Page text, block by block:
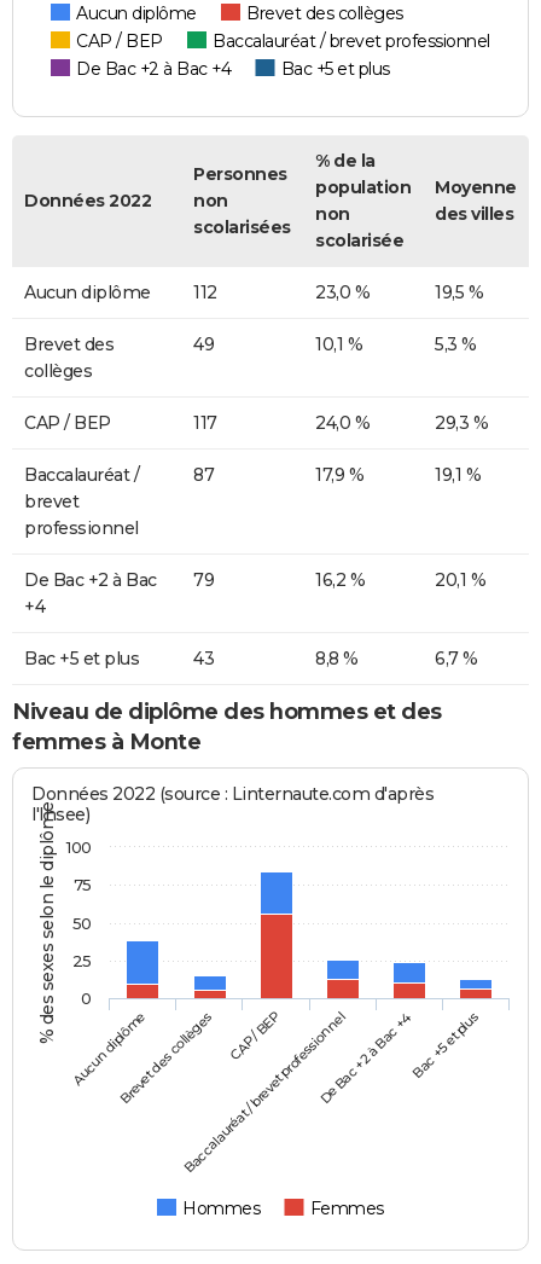
Aucun diplôme
Brevet des collèges
CAP / BEP
Baccalauréat / brevet professionnel
De Bac +2 à Bac +4
Bac +5 et plus
Données 2022
Personnes
non
scolarisées
% de la
population
non
scolarisée
Moyenne
des villes
Aucun diplôme 112 23,0 % 19,5 %
Brevet des
collèges
49 10,1 % 5,3 %
CAP / BEP 117 24,0 % 29,3 %
Baccalauréat /
brevet
professionnel
87 17,9 % 19,1 %
De Bac +2 à Bac
+4
79 16,2 % 20,1 %
Bac +5 et plus 43 8,8 % 6,7 %
Niveau de diplôme des hommes et des
femmes à Monte
% des sexes selon le diplôme
Données 2022 (source : Linternaute.com d'après
l'Insee)
Hommes Femmes
Aucun diplômeBrevet des collèges CAP / BEP
Baccalauréat / brevet professionnelDe Bac +2 à Bac +4Bac +5 et plus
0
25
50
75
100